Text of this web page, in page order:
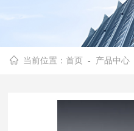
当前位置：首页 - 产品中心